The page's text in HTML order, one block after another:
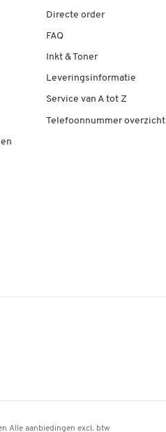
Directe order
FAQ
Inkt & Toner
Leveringsinformatie
Service van A tot Z
Telefoonnummer overzicht
Alle aanbiedingen excl. btw